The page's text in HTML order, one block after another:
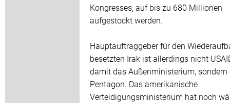
Kongresses, auf bis zu 680 Millionen
aufgestockt werden.
Hauptauftraggeber für den
besetzten Irak ist allerdings nicht
damit das Außenministerium, sondern
Pentagon. Das amerikanische
Verteidigungsministerium hat noch